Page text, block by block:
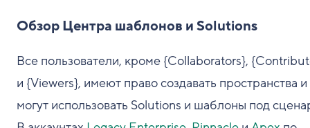
Обзор Центра шаблонов и Solutions
Все пользователи, кроме {Collaborators},
и {Viewers}, имеют право создавать пространства и
могут использовать Solutions и шаблоны под